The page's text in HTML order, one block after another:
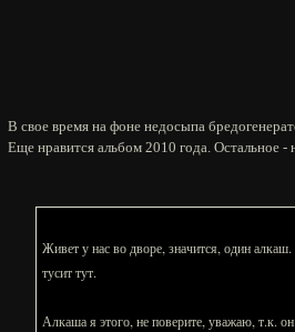
В свое время на фоне недосыпа
Еще нравится альбом 2010 года. Остальное -
Живет у нас во дворе, значится, один
тусит тут.
Алкаша я этого, не поверите, уважаю, т.к. он